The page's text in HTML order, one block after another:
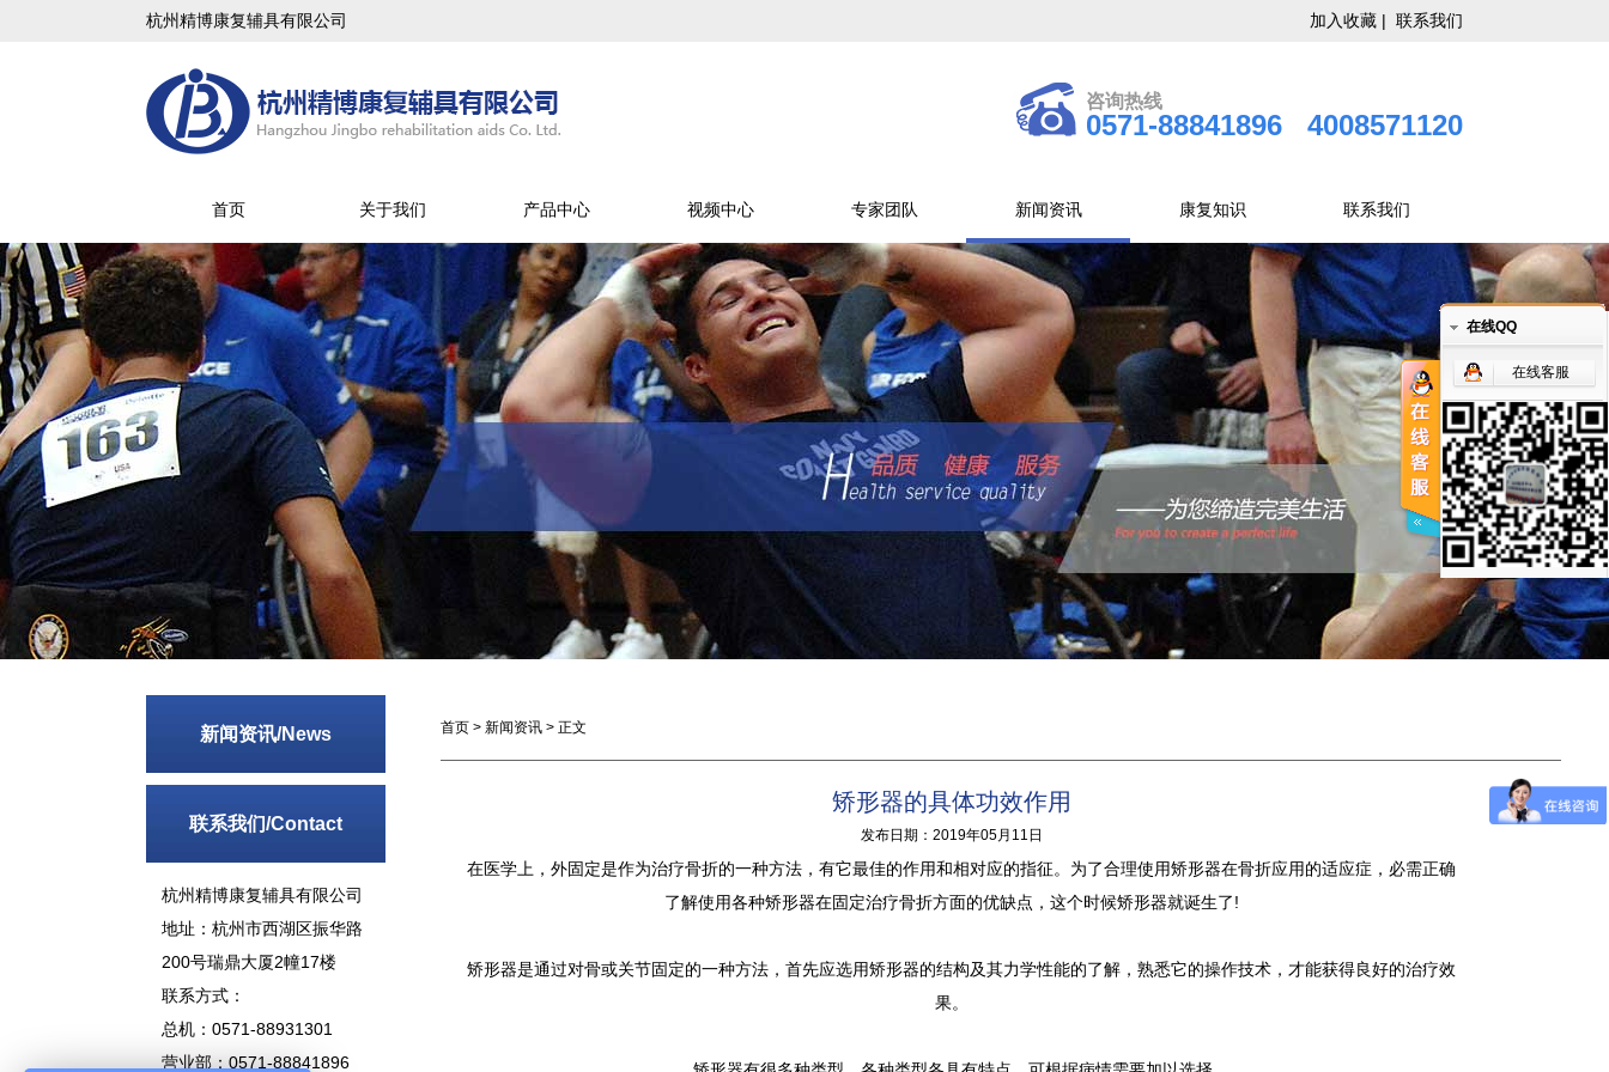
杭州精博康复辅具有限公司 加入收藏 | 联系我们
咨询热线
0571-88841896 4008571120
首页 关于我们 产品中心 视频中心 专家团队 新闻资讯 康复知识 联系我们
新闻资讯/News
联系我们/Contact
杭州精博康复辅具有限公司
地址：杭州市西湖区振华路
200号瑞鼎大厦2幢17楼
联系方式：
总机：0571-88931301
营业部：0571-88841896
首页 > 新闻资讯 > 正文
矫形器的具体功效作用
发布日期：2019年05月11日
在医学上，外固定是作为治疗骨折的一种方法，有它最佳的作用和相对应的指征。为了合理使用矫形器在骨折应用的适应症，必需正确
了解使用各种矫形器在固定治疗骨折方面的优缺点，这个时候矫形器就诞生了!
矫形器是通过对骨或关节固定的一种方法，首先应选用矫形器的结构及其力学性能的了解，熟悉它的操作技术，才能获得良好的治疗效
果。
在线QQ
在线客服